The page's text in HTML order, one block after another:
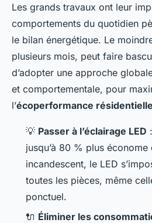
Les grands travaux ont leur
comportements du quotidien
le bilan énergétique. Le
plusieurs mois, peut faire
d’adopter une approche
et comportementale, pour
l’écoperformance résidentielle
💡 Passer à l’éclairage LED
jusqu’à 80 % plus économe
incandescent, le LED
toutes les pièces, même
ponctuel.
🔌 Éliminer les